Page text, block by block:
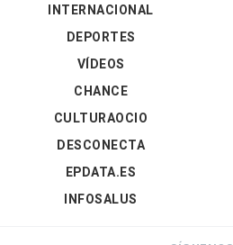
INTERNACIONAL
DEPORTES
VÍDEOS
CHANCE
CULTURAOCIO
DESCONECTA
EPDATA.ES
INFOSALUS